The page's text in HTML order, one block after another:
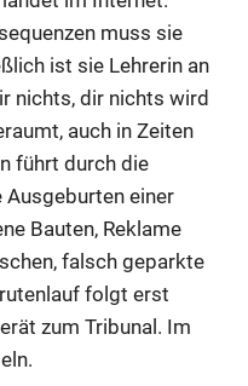
muss sie
ist sie Lehrerin an
nichts, dir nichts wird
auch in Zeiten
führt durch die
Ausgeburten einer
Bauten, Reklame
falsch geparkte
folgt erst
zum Tribunal. Im